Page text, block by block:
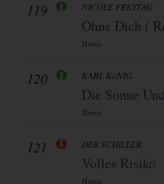
119 NICOLE FREYTAG
Ohne Dich (
Hitmix
120 KARL KöNIG
Die Sonne
Hitmix
121 DER SCHILLER
Volles Risiko
Hitmix